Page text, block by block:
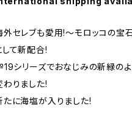
外セレブも愛用!～モロッコの宝
して新配合!
シリーズでおなじみの新緑の
わりました!
たに海塩が入りました!